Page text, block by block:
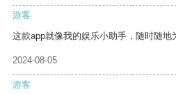
游客
这款app就像我的娱乐小助手，随时随地
2024-08-05
游客